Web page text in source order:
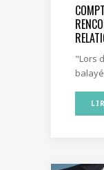
"Lors